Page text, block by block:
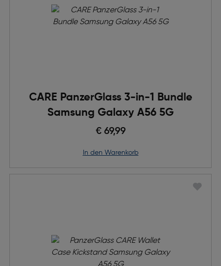
CARE PanzerGlass 3-in-1 Bundle
Samsung Galaxy A56 5G
€ 69,99
in den Warenkorb